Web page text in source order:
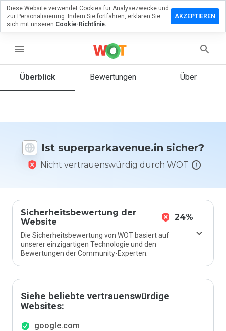
menu
Überblick Bewertungen Über
Ist superparkavenue.in sicher?
Nicht vertrauenswürdig durch WOT
Sicherheitsbewertung der
Website
24%
Die Sicherheitsbewertung von WOT basiert auf
unserer einzigartigen Technologie und den
Bewertungen der Community-Experten.
Siehe beliebte vertrauenswürdige
Websites:
google.com
Sie
zu
Wie
Website
Skala von
1 bis 5
bewerten?
Diese Website verwendet Cookies für Analysezwecke und
zur Personalisierung. Indem Sie fortfahren, erklären Sie
sich mit unseren Cookie-Richtlinie.
AKZEPTIEREN